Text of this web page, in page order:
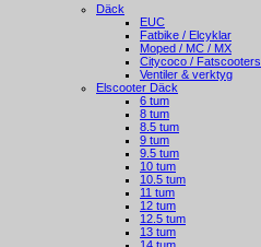
Däck
EUC
Fatbike / Elcyklar
Moped / MC / MX
Citycoco / Fatscooters
Ventiler & verktyg
Elscooter Däck
6 tum
8 tum
8.5 tum
9 tum
9.5 tum
10 tum
10.5 tum
11 tum
12 tum
12.5 tum
13 tum